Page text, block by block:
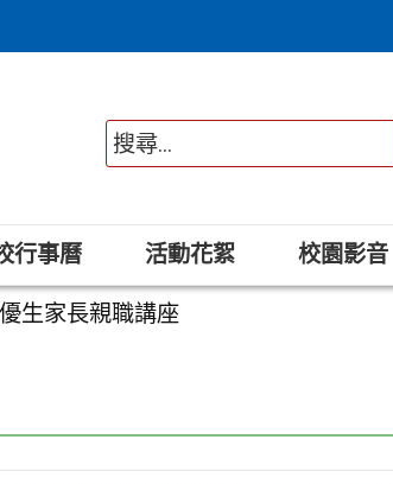
行事曆 活動花絮 校園影音
生家長親職講座